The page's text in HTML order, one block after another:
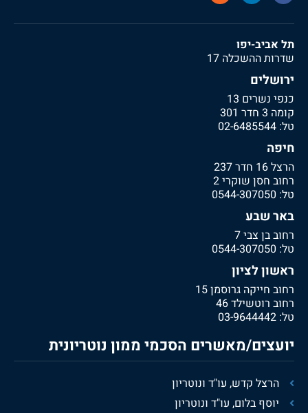
תל אביב-יפו
שדרות ההשכלה 17
ירושלים
כנפי נשרים 13
קומה 3 חדר 301
טל:02-6485544
חיפה
הרצל 16 חדר 237
רחוב חסן שוקרי 2
טל:0544-307050
באר שבע
רחוב בן צבי 7
טל:0544-307050
ראשון לציון
רחוב חייקה גרוסמן 15
רחוב רוטשילד 46
טל:03-9644442
יועצים/מאשרים הסכמי ממון נוטריונית
הרצל קדש, עו"ד ונוטריון
יוסף בלום, עו"ד ונוטריון